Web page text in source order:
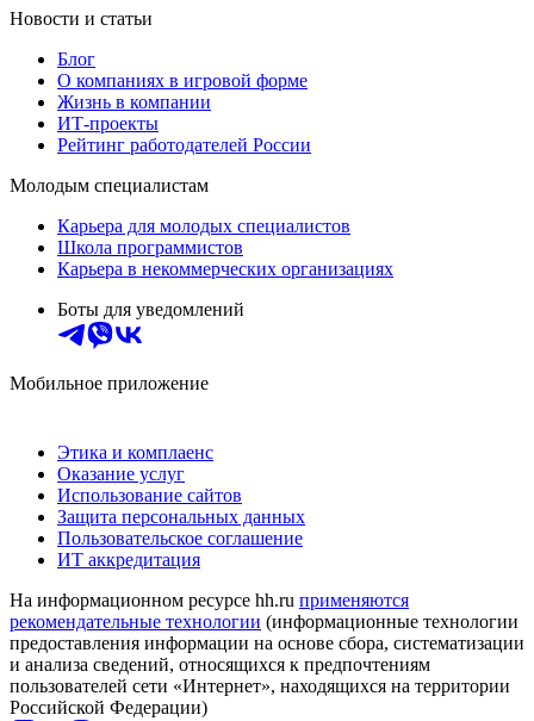
Новости и статьи
Блог
О компаниях в игровой форме
Жизнь в компании
ИТ-проекты
Рейтинг работодателей России
Молодым специалистам
Карьера для молодых специалистов
Школа программистов
Карьера в некоммерческих организациях
Боты для уведомлений
Мобильное приложение
Этика и комплаенс
Оказание услуг
Использование сайтов
Защита персональных данных
Пользовательское соглашение
ИТ аккредитация
На информационном ресурсе hh.ru применяются
рекомендательные технологии (информационные технологии
предоставления информации на основе сбора, систематизации
и анализа сведений, относящихся к предпочтениям
пользователей сети «Интернет», находящихся на территории
Российской Федерации)